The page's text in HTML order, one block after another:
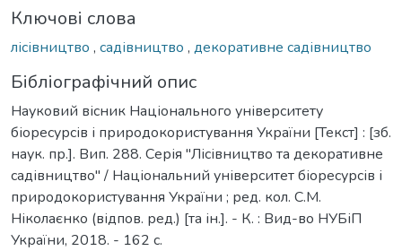
Ключові слова
лісівництво , садівництво , декоративне садівництво
Бібліографічний опис
Науковий вісник Національного університету
біоресурсів і природокористування України [Текст] : [зб.
наук. пр.]. Вип. 288. Серія "Лісівництво та декоративне
садівництво" / Національний університет біоресурсів і
природокористування України ; ред. кол. С.М.
Ніколаєнко (відпов. ред.) [та ін.]. - К. : Вид-во НУБіП
України, 2018. - 162 с.